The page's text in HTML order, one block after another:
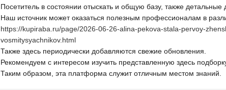
Посетитель в состоянии отыскать и общую базу, также детальные
Наш источник может оказаться полезным профессионалам в
https://kupiraba.ru/page/2026-06-26-alina-pekova-stala-pervoy-
vosmitysyachnikov.html
Также здесь периодически добавляются свежие обновления.
Рекомендуем с интересом изучить представленную здесь
Таким образом, эта платформа служит отличным местом знаний.